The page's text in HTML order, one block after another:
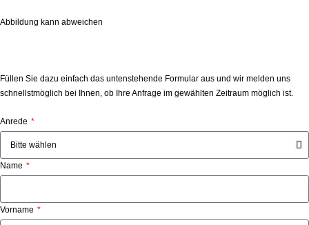
Abbildung kann abweichen
Füllen Sie dazu einfach das untenstehende Formular aus und wir melden uns
schnellstmöglich bei Ihnen, ob Ihre Anfrage im gewählten Zeitraum möglich ist.
Anrede
Name
Vorname